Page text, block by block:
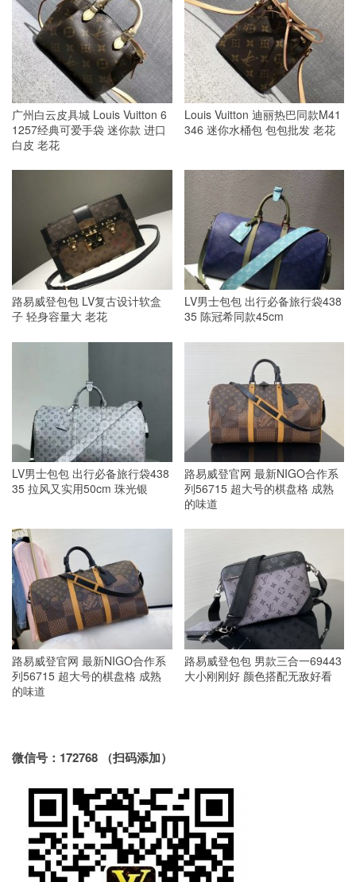
广州白云皮具城 Louis Vuitton 6
1257经典可爱手袋 迷你款 进口
白皮 老花
Louis Vuitton 迪丽热巴同款M41
346 迷你水桶包 包包批发 老花
路易威登包包 LV复古设计软盒
子 轻身容量大 老花
LV男士包包 出行必备旅行袋438
35 陈冠希同款45cm
LV男士包包 出行必备旅行袋438
35 拉风又实用50cm 珠光银
路易威登官网 最新NIGO合作系
列56715 超大号的棋盘格 成熟
的味道
路易威登官网 最新NIGO合作系
列56715 超大号的棋盘格 成熟
的味道
路易威登包包 男款三合一69443
大小刚刚好 颜色搭配无敌好看
微信号：172768 （扫码添加）